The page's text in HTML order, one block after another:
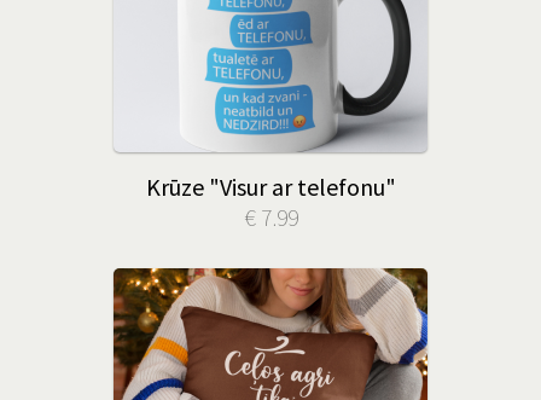
Krūze "Visur ar telefonu"
€ 7.99